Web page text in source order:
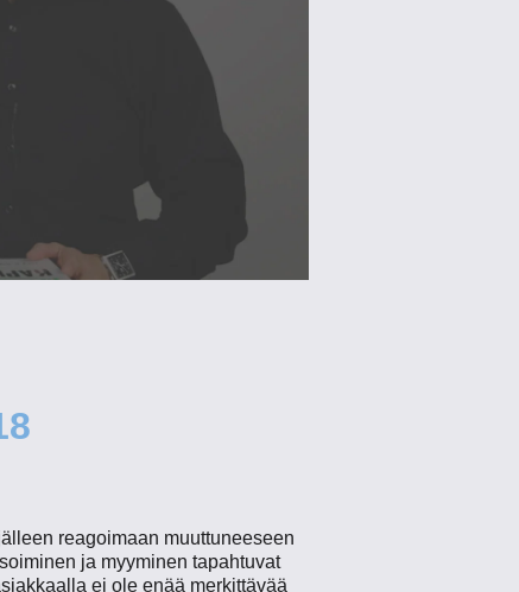
reagoimaan muuttuneeseen
ja myyminen tapahtuvat
ei ole enää merkittävää